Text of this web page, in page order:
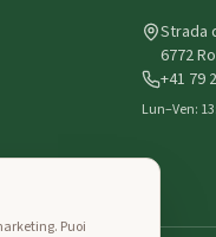
Puoi
Strada
6772
+41 79
Lun–Ven: